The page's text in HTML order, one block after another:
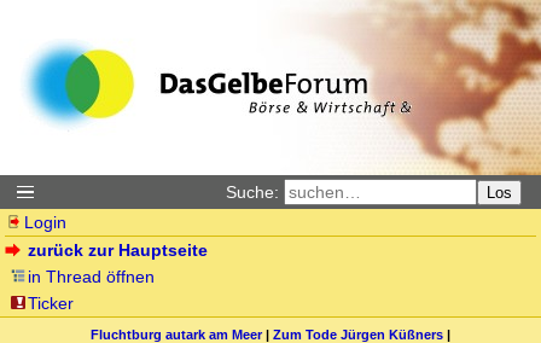
Suche: Los
Login
zurück zur Hauptseite
in Thread öffnen
Ticker
Fluchtburg autark am Meer| Zum Tode Jürgen Küßners |